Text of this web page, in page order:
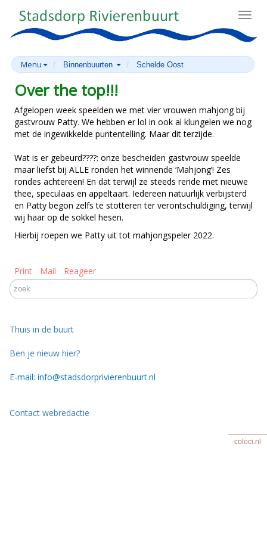
Menu Binnenbuurten Schelde Oost
Over the top!!!
Afgelopen week speelden we met vier vrouwen mahjong bij
gastvrouw Patty. We hebben er lol in ook al klungelen we nog
met de ingewikkelde puntentelling. Maar dit terzijde.
Wat is er gebeurd????: onze bescheiden gastvrouw speelde
maar liefst bij ALLE ronden het winnende ‘Mahjong’! Zes
rondes achtereen! En dat terwijl ze steeds rende met nieuwe
thee, speculaas en appeltaart. Iedereen natuurlijk verbijsterd
en Patty begon zelfs te stotteren ter verontschuldiging, terwijl
wij haar op de sokkel hesen.
Hierbij roepen we Patty uit tot mahjongspeler 2022.
Print Mail Reageer
Thuis in de buurt
Ben je nieuw hier?
E-mail: info@stadsdorprivierenbuurt.nl
Contact webredactie
coloci.nl